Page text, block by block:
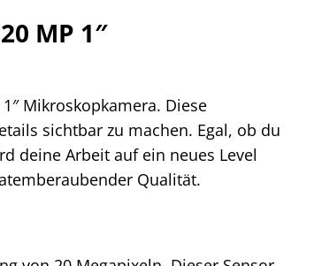
MP 1″
Mikroskopkamera. Diese
sichtbar zu machen. Egal, ob du
deine Arbeit auf ein neues Level
Qualität.